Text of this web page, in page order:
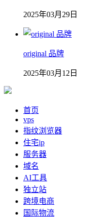
2025年03月29日
original 品牌
2025年03月12日
首页
vps
指纹浏览器
住宅ip
服务器
域名
AI工具
独立站
跨境电商
国际物流